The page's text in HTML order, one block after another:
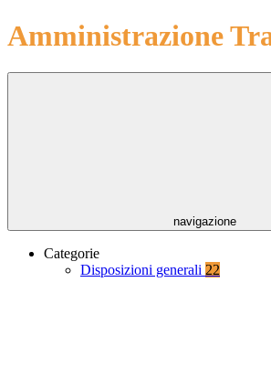
Amministrazione
navigazione
Categorie
Disposizioni generali 22